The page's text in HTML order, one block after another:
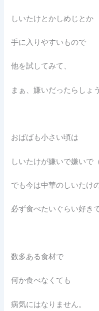
しいたけとかしめじとか
手に入りやすいもので
他を試してみて、
まぁ、嫌いだったらしょ
おばばも小さい頃は
しいたけが嫌いで嫌いで
でも今は中華のしいたけ
必ず食べたいぐらい好き
数多ある食材で
何か食べなくても
病気にはなりません。